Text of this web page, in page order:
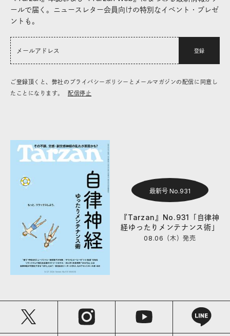
ールで届く。ニュースレター会員向けの特別なイベント・プレゼ
ントも。
登録
ご登録頂くと、弊社のプライバシーポリシーとメールマガジンの配信に同意し
たことになります。
配信停止
最新号 No.931
『Tarzan』No.931「自律神
経ゆったりメンテナンス術」
08.06（木）発売